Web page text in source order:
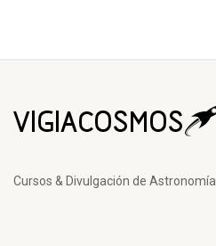
Cursos & Divulgación de Astronomía